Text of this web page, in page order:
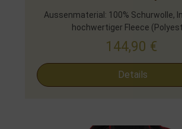
Aussenmaterial: 100% Schurwolle,
hochwertiger Fleece
144,90 €
Details